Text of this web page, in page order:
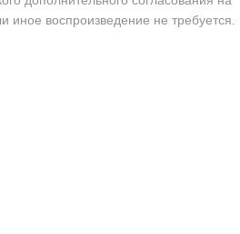
иное воспроизведение не требуется.